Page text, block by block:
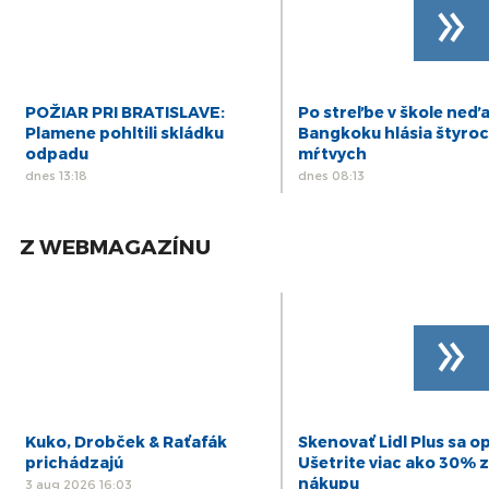
POŽIAR PRI BRATISLAVE:
Plamene pohltili skládku
odpadu
dnes 13:18
Po streľbe v škole
Bangkoku hlásia
mŕtvych
dnes 08:13
»
Z WEBMAGAZÍNU
Kuko, Drobček & Raťafák
prichádzajú
3 aug 2026 16:03
Skenovať Lidl Plus sa
Ušetrite viac ako 30% z
nákupu
»